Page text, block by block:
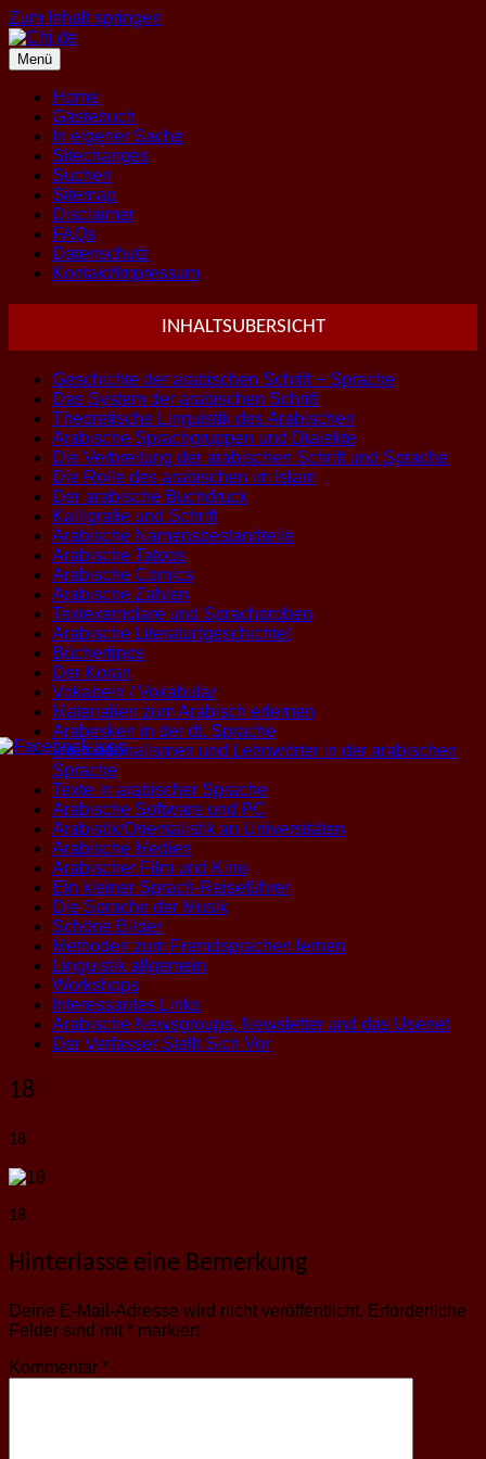
Zum Inhalt springen
Menü
Home
Gästebuch
In eigener Sache
Sitechanges
Suchen
Sitemap
Disclaimer
FAQs
Datenschutz
Kontakt/Impressum
INHALTSUBERSICHT
Geschichte der arabischen Schrift + Sprache
Das System der arabischen Schrift
Theoretische Linguistik des Arabischen
Arabische Sprachgruppen und Dialekte
Die Verbreitung der arabischen Schrift und Sprache
Die Rolle des arabischen im Islam
Der arabische Buchdruck
Kalligrafie und Schrift
Arabische Namensbestandteile
Arabische Tatoos
Arabische Comics
Arabische Zahlen
Textexemplare und Sprachproben
Arabische Literatur(geschichte)
Büchertipps
Der Koran
Vokabeln / Vokabular
Materialien zum Arabisch erlernen
Arabesken in der dt. Sprache
Internationalismen und Lehnwörter in der arabischen
Sprache
Texte in arabischer Sprache
Arabische Software und PC
Arabistik/Orientalistik an Universitäten
Arabische Medien
Arabischer Film und Kino
Ein kleiner Sprach-Reiseführer
Die Sprache der Musik
Schöne Bilder
Methoden zum Fremdsprachen lernen
Linguistik allgemein
Workshops
Interessantes Links
Arabische Newsgroups, Newsletter und das Usenet
Der Verfasser Stellt Sich Vor
18
18
18
Hinterlasse eine Bemerkung
Deine E-Mail-Adresse wird nicht veröffentlicht. Erforderliche
Felder sind mit * markiert
Kommentar *